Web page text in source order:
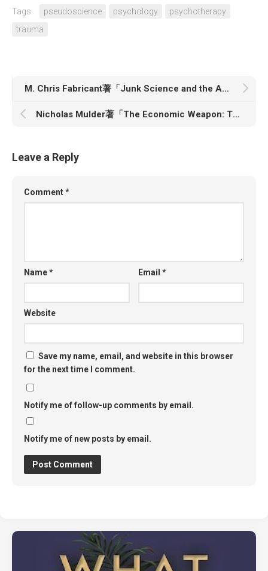
Tags: pseudoscience psychology
psychotherapy
trauma
M. Chris Fabricant著「Junk Science and the American Criminal Justice System」
Nicholas Mulder著「The Economic Weapon: The Rise of Sanctions as a Tool of Modern War」
Leave a Reply
Comment*
Name* Email*
Website
Save my name, email, and website in this browser
for the next time I comment.
Notify me of follow-up comments by email.
Notify me of new posts by email.